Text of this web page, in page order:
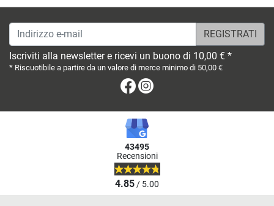
Indirizzo e-mail
Iscriviti alla newsletter e ricevi un buono di 10,00 € *
* Riscuotibile a partire da un valore di merce minimo di 50,00 €
Facebook
43495
Recensioni
4.85/ 5.00